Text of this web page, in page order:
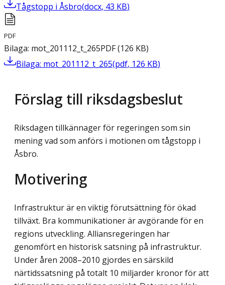
Tågstopp i Åsbro(docx, 43 KB)
PDF
Bilaga: mot_201112_t_265PDF(126 KB)
Bilaga: mot_201112_t_265(pdf, 126 KB)
Förslag till riksdagsbeslut
Riksdagen tillkännager för regeringen som sin
mening vad som anförs i motionen om tågstopp i
Åsbro.
Motivering
Infrastruktur är en viktig förutsättning för ökad
tillväxt. Bra kommunikationer är avgörande för en
regions utveckling. Alliansregeringen har
genomfört en historisk satsning på infrastruktur.
Under åren 2008–2010 gjordes en särskild
närtidssatsning på totalt 10 miljarder kronor för att